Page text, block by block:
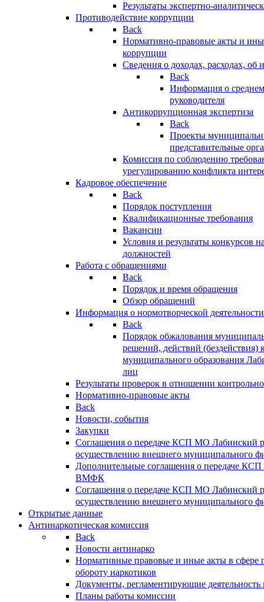
Результаты экспертно-
Противодействие коррупции
Back
Нормативно-правовые акты и
коррупции
Сведения о доходах, расходах, об
Back
Информация о
руководителя
Антикоррупционная экспертиза
Back
Проекты
представительные
Комиссия по соблюдению
урегулированию конфликта
Кадровое обеспечение
Back
Порядок поступления
Квалификационные требования
Вакансии
Условия и результаты конкурсов
должностей
Работа с обращениями
Back
Порядок и время обращения
Обзор обращений
Информация о нормотворческой деятельности
Back
Порядок обжалования
решений, действий (бездействия)
муниципального образования
лиц
Результаты проверок в отношении
Нормативно-правовые акты
Back
Новости, события
Закупки
Соглашения о передаче КСП МО Лабинский
осуществлению внешнего муниципального
Дополнительные соглашения о передаче
ВМФК
Соглашения о передаче КСП МО Лабинский
осуществлению внешнего муниципального
Открытые данные
Антинаркотическая комиссия
Back
Новости антинарко
Нормативные правовые и иные акты в сфере
обороту наркотиков
Документы, регламентирующие деятельность
Планы работы комиссии